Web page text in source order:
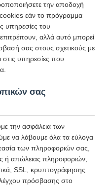
την αποδοχή
εάν το πρόγραμμα
υπηρεσίες του
αλλά αυτό μπορεί
σας στους σχετικούς με
υπηρεσίες που
σας
την ασφάλεια των
να λάβουμε όλα τα εύλογα
των πληροφοριών σας,
ή απώλειας πληροφοριών,
SSL, κρυπτογράφησης
πρόσβασης στο